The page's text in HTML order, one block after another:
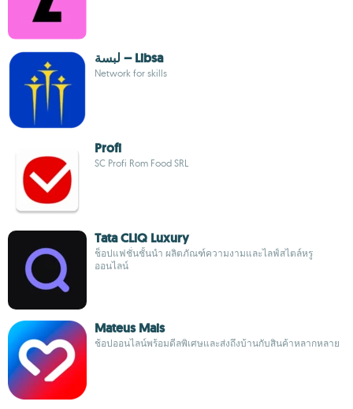
لبسة – Libsa
Network for skills
Profi
SC Profi Rom Food SRL
Tata CLiQ Luxury
ช็อปแฟชั่นชั้นนำ ผลิตภัณฑ์ความงามและไลฟ์สไตล์หรู
ออนไลน์
Mateus Mais
ช้อปออนไลน์พร้อมดีลพิเศษและส่งถึงบ้านกับสินค้าหลากหลาย